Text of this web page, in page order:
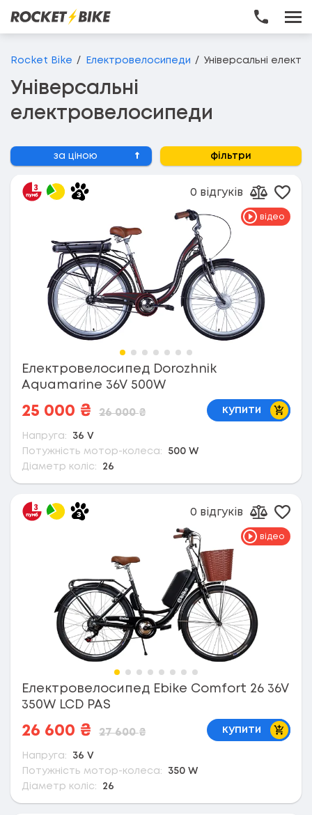
Перейти до основного вмісту
Rocket Bike Електровелосипеди Універсальні
Універсальні
електровелосипеди
фільтри
за ціною
Електровелосипед Dorozhnik
Aquamarine 36V 500W
25 000 ₴ 26 000₴
відео
купити В
0 відгуків
Додати
Напруга:
36 V
Потужність мотор-колеса:
500 W
Діаметр коліс:
26
Електровелосипед Ebike Comfort 26 36V
350W LCD PAS
26 600 ₴ 27 600₴
відео
купити В
0 відгуків
Додати
Напруга:
36 V
Потужність мотор-колеса:
350 W
Діаметр коліс:
26